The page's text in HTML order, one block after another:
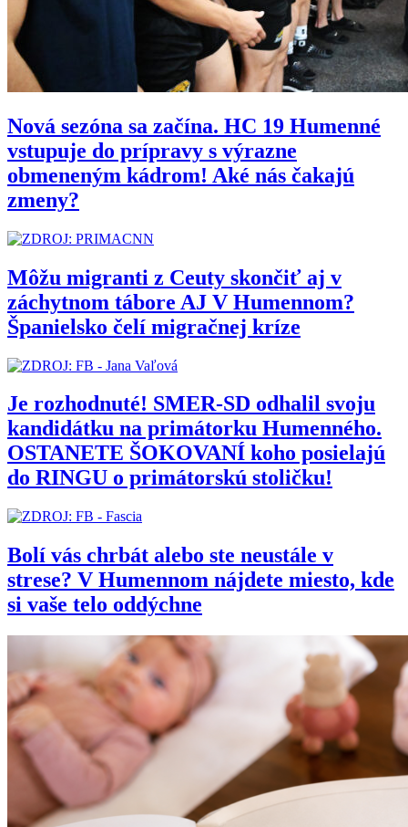
Nová sezóna sa začína. HC 19 Humenné
vstupuje do prípravy s výrazne
obmeneným kádrom! Aké nás čakajú
zmeny?
Môžu migranti z Ceuty skončiť aj v
záchytnom tábore AJ V Humennom?
Španielsko čelí migračnej kríze
Je rozhodnuté! SMER-SD odhalil svoju
kandidátku na primátorku Humenného.
OSTANETE ŠOKOVANÍ koho posielajú
do RINGU o primátorskú stoličku!
Bolí vás chrbát alebo ste neustále v
strese? V Humennom nájdete miesto, kde
si vaše telo oddýchne